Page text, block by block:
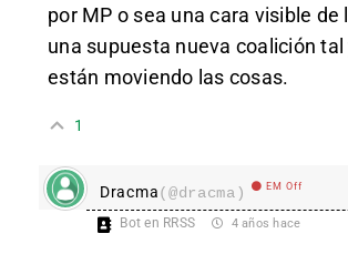
por MP o sea una cara visible de
una supuesta nueva coalición tal
están moviendo las cosas.
1
Dracma(@dracma) EM Off
Bot en RRSS 4 años hace